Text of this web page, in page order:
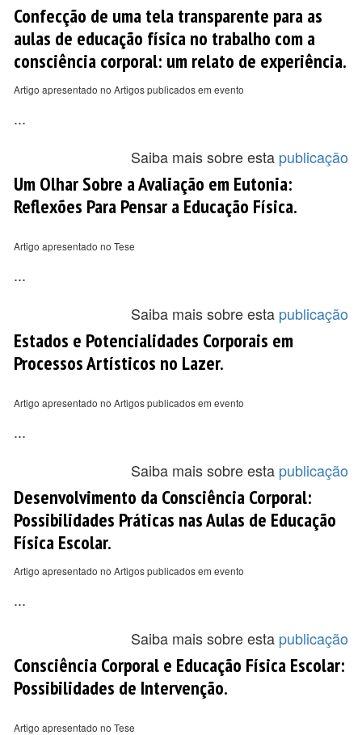
Confecção de uma tela transparente para as
aulas de educação física no trabalho com a
consciência corporal: um relato de experiência.
Artigo apresentado no Artigos publicados em evento
...
Saiba mais sobre esta publicação
Um Olhar Sobre a Avaliação em Eutonia:
Reflexões Para Pensar a Educação Física.
Artigo apresentado no Tese
...
Saiba mais sobre esta publicação
Estados e Potencialidades Corporais em
Processos Artísticos no Lazer.
Artigo apresentado no Artigos publicados em evento
...
Saiba mais sobre esta publicação
Desenvolvimento da Consciência Corporal:
Possibilidades Práticas nas Aulas de Educação
Física Escolar.
Artigo apresentado no Artigos publicados em evento
...
Saiba mais sobre esta publicação
Consciência Corporal e Educação Física Escolar:
Possibilidades de Intervenção.
Artigo apresentado no Tese